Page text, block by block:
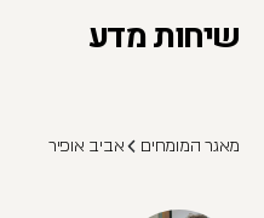
שיחות מדע
מאגר המומחים אביב אופיר